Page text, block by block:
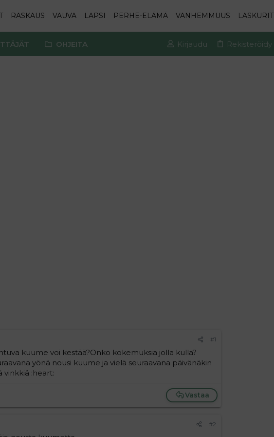
RASKAUS VAUVA LAPSI PERHE-ELÄMÄ VANHEMMUUS LASKURIT
OHJEITA Kirjaudu Rekisteröidy
#1
kuume voi kestää?Onko kokemuksia jolla kulla?
yönä nousi kuume ja vielä seuraavana päivänäkin
vinkkiä :heart:
Vastaa
#2